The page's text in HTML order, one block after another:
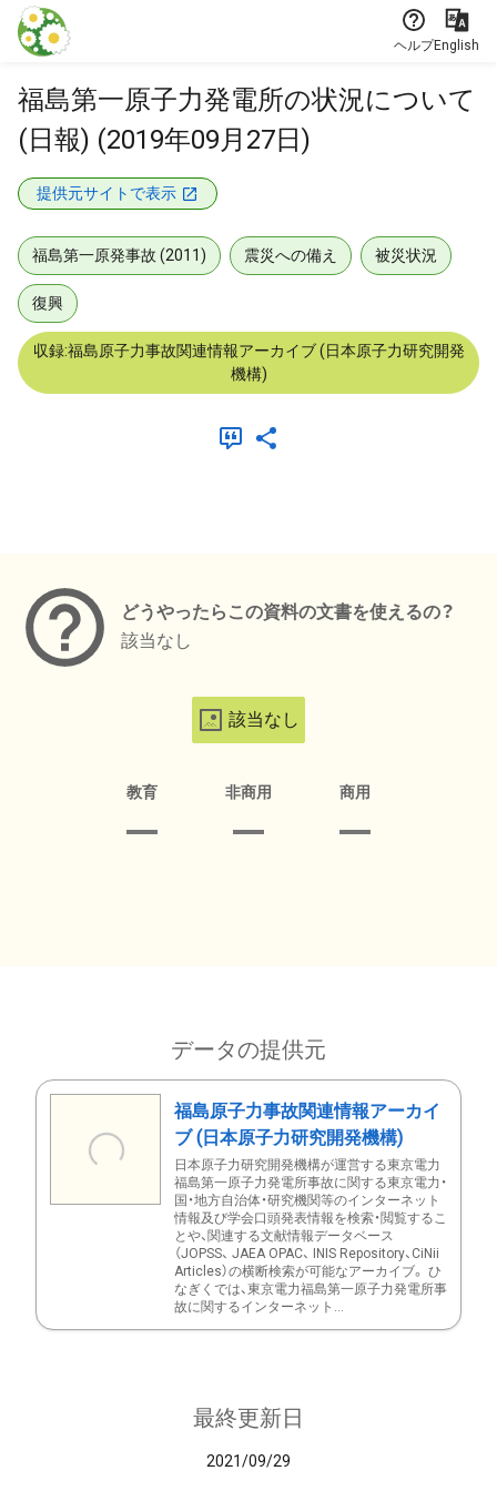
本文に飛ぶ
ヘルプEnglish
福島第一原子力発電所の状況について
(日報) (2019年09月27日)
提供元サイトで表示
福島第一原発事故 (2011) 震災への備え 被災状況
復興
収録:福島原子力事故関連情報アーカイブ (日本原子力研究開発
機構)
どうやったらこの資料の文書を使えるの？
該当なし
該当なし
教育 非商用 商用
データの提供元
福島原子力事故関連情報アーカイ
ブ (日本原子力研究開発機構)
日本原子力研究開発機構が運営する東京電力
福島第一原子力発電所事故に関する東京電力・
国・地方自治体・研究機関等のインターネット
情報及び学会口頭発表情報を検索・閲覧するこ
とや、関連する文献情報データベース
（JOPSS、 JAEA OPAC、 INIS Repository、CiNii
Articles）の横断検索が可能なアーカイブ。 ひ
なぎくでは、東京電力福島第一原子力発電所事
故に関するインターネット...
最終更新日
2021/09/29